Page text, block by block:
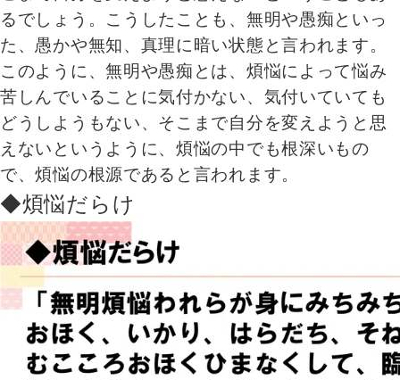
るでしょう。こうしたことも、無明や愚痴といっ
た、愚かや無知、真理に暗い状態と言われます。
このように、無明や愚痴とは、煩悩によって悩み
苦しんでいることに気付かない、気付いていても
どうしようもない、そこまで自分を変えようと思
えないというように、煩悩の中でも根深いもの
で、煩悩の根源であると言われます。
◆煩悩だらけ